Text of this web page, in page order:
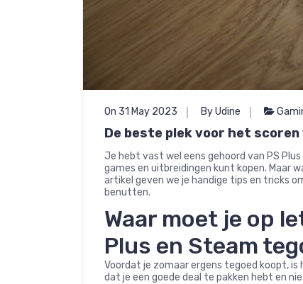
On 31 May 2023 By Udine
De beste plek voor het
Je hebt vast wel eens gehoord van PS
games en uitbreidingen kunt kopen. Maar
artikel geven we je handige tips en tricks
benutten.
Waar moet je op
Plus en Steam
Voordat je zomaar ergens tegoed koopt,
dat je een goede deal te pakken hebt en